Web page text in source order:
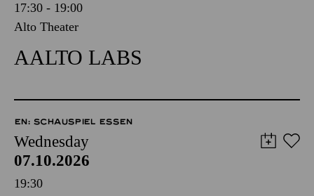
17:30 - 19:00
Alto Theater
AALTO LABS
EN: SCHAUSPIEL ESSEN
Wednesday
07.10.2026
19:30